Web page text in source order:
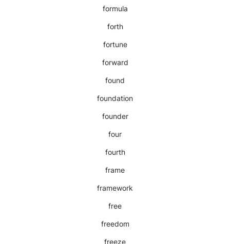
formula
forth
fortune
forward
found
foundation
founder
four
fourth
frame
framework
free
freedom
freeze